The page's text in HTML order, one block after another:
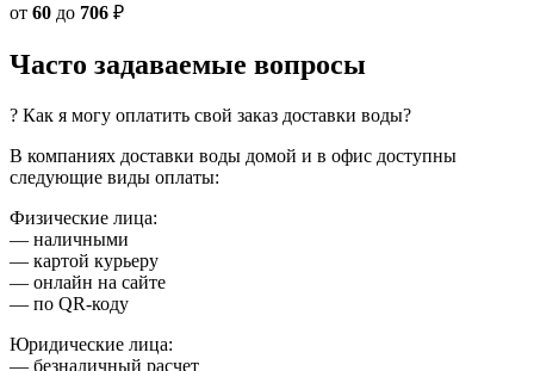
от 60 до 706 ₽
Часто задаваемые вопросы
? Как я могу оплатить свой заказ доставки воды?
В компаниях доставки воды домой и в офис доступны
следующие виды оплаты:
Физические лица:
— наличными
— картой курьеру
— онлайн на сайте
— по QR-коду
Юридические лица:
— безналичный расчет